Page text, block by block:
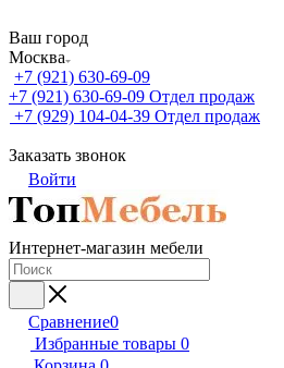
Ваш город
Москва
+7 (921) 630-69-09
+7 (921) 630-69-09 Отдел продаж
+7 (929) 104-04-39 Отдел продаж
Заказать звонок
Войти
Интернет-магазин мебели
Сравнение0
Избранные товары 0